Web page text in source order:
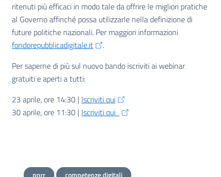
ritenuti più efficaci in modo tale da offrire le migliori pratiche
al Governo affinché possa utilizzarle nella definizione di
future politiche nazionali. Per maggiori informazioni
fondorepubblicadigitale.it
.
Per saperne di più sul nuovo bando iscriviti ai webinar
gratuiti e aperti a tutti:
23 aprile, ore 14:30 | Iscriviti qui
30 aprile, ore 11:30 | Iscriviti qui
pnrr competenze digitali